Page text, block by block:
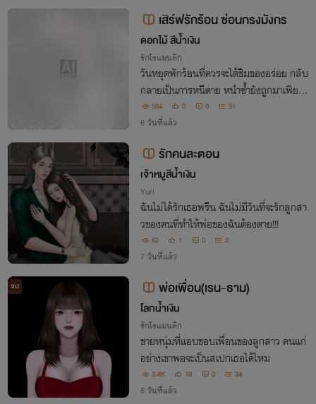
เสิร์ฟรักร้อน ซ่อนกรงมังกร
ดอกไม้ สีน้ำเงิน
รักโรแมนติก
วันหยุดพักร้อนที่ควรจะได้ชิมของอร่อย กลับ
กลายเป็นการหนีตาย หนำซ้ำยังถูกมาเฟียห
น้าหล่อลักพาตัวไป งานนี้เชฟสาวอย่าง'พา
ย'จะงัดสูตรเด็ดอะไรมาสู้กับมังกรดำอย่าง 'เ
384 0 0 31
6 วันที่แล้ว
รักคนละตอน
เจ้าหมูสีน้ำเงิน
Yuri
ฉันไม่ได้รักเธอพรีน ฉันไม่มีวันที่จะรักลูกสา
วของคนที่ทำให้พ่อของฉันต้องตาย!!!
82 1 0 2
7 วันที่แล้ว
จบ พ่อเพื่อน(เรน-ธาม)
โลกน้ำเงิน
รักโรแมนติก
ชายหนุ่มที่แอบชอบเพื่อนของลูกสาว คนแก่
อย่างเขาพอจะเป็นสเปกเธอได้ไหม
3.8K 19 0 34
8 วันที่แล้ว